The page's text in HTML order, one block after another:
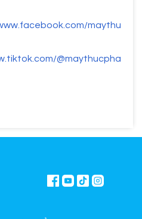
maythu
@maythucpha